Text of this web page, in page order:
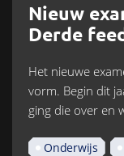
Nieuw
Derde
Het nieuwe
vorm. Begin dit
ging die over en
Onderwijs